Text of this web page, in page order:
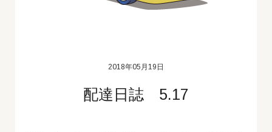
2018年05月19日
配達日誌 5.17